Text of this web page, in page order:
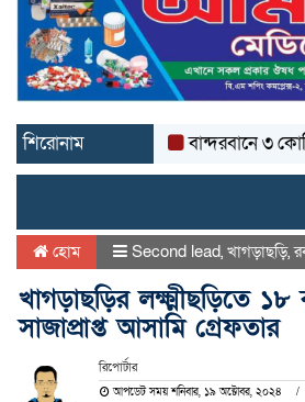
শিরোনাম বান্দরবানে ৩ কোটি
হোম Second lead, খাগড়াছড়ি,
খাগড়াছড়ির লক্ষ্মীছড়িতে
সাজাপ্রাপ্ত আসামি গ্রেফতার
রিপোর্টার
আপডেট সময় শনিবার, ১৯ অক্টোবর, ২০২৪